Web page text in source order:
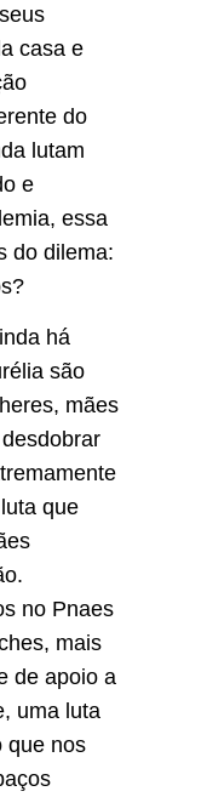
casa e
do
lutam
e
essa
do dilema:
há
são
mães
que
no Pnaes
mais
de apoio a
uma luta
que nos